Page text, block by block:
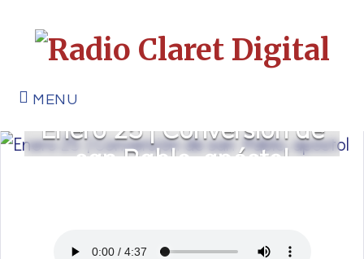
MENU
Enero 25 | Conversión de
san Pablo, apóstol